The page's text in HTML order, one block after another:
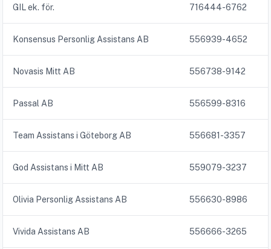
GIL ek. för. 716444-6762
Konsensus Personlig Assistans AB 556939-4652
Novasis Mitt AB 556738-9142
Passal AB 556599-8316
Team Assistans i Göteborg AB 556681-3357
God Assistans i Mitt AB 559079-3237
Olivia Personlig Assistans AB 556630-8986
Vivida Assistans AB 556666-3265